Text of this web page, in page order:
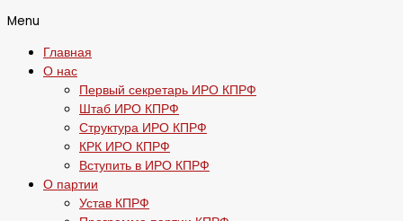
Menu
Главная
О нас
Первый секретарь ИРО КПРФ
Штаб ИРО КПРФ
Структура ИРО КПРФ
КРК ИРО КПРФ
Вступить в ИРО КПРФ
О партии
Устав КПРФ